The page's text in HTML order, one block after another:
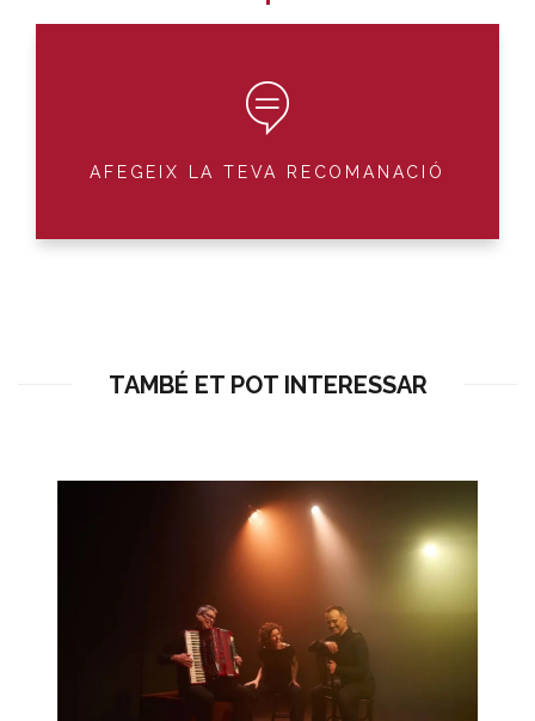
AFEGEIX LA TEVA RECOMANACIÓ
TAMBÉ ET POT INTERESSAR